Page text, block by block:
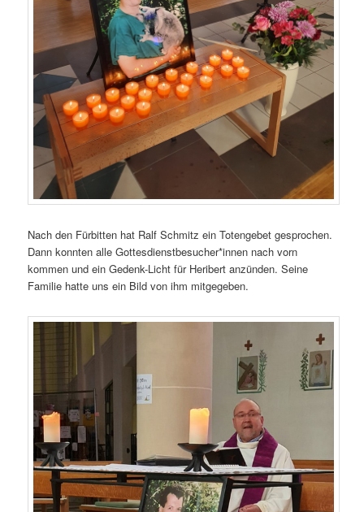
Nach den Fürbitten hat Ralf Schmitz ein Totengebet gesprochen.
Dann konnten alle Gottesdienstbesucher*innen nach vorn
kommen und ein Gedenk-Licht für Heribert anzünden. Seine
Familie hatte uns ein Bild von ihm mitgegeben.